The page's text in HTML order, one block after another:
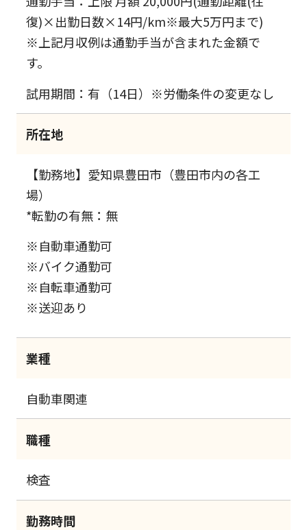
復)×出勤日数×14円/km※最大5万円まで)
※上記月収例は通勤手当が含まれた金額で
す。
試用期間：有（14日）※労働条件の変更なし
所在地
【勤務地】愛知県豊田市（豊田市内の各工
場）
*転勤の有無：無
※自動車通勤可
※バイク通勤可
※自転車通勤可
※送迎あり
業種
自動車関連
職種
検査
勤務時間